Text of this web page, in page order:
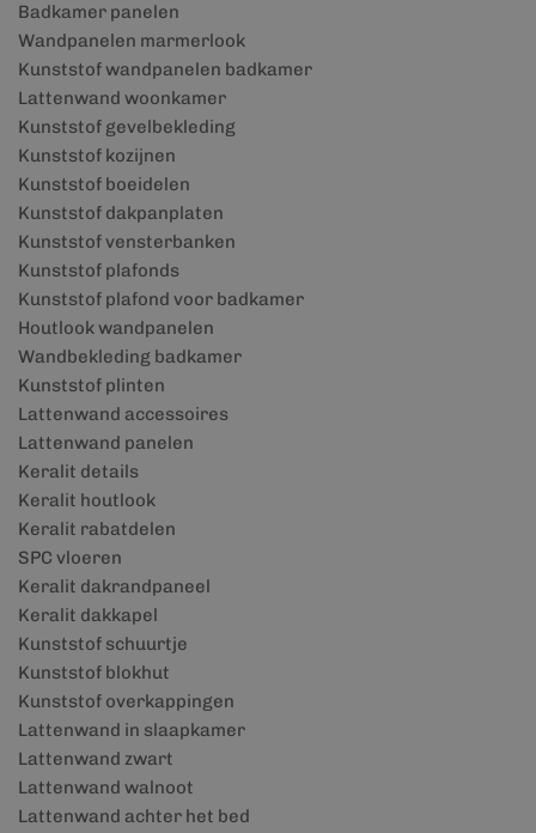
Badkamer panelen
Wandpanelen marmerlook
Kunststof wandpanelen badkamer
Lattenwand woonkamer
Kunststof gevelbekleding
Kunststof kozijnen
Kunststof boeidelen
Kunststof dakpanplaten
Kunststof vensterbanken
Kunststof plafonds
Kunststof plafond voor badkamer
Houtlook wandpanelen
Wandbekleding badkamer
Kunststof plinten
Lattenwand accessoires
Lattenwand panelen
Keralit details
Keralit houtlook
Keralit rabatdelen
SPC vloeren
Keralit dakrandpaneel
Keralit dakkapel
Kunststof schuurtje
Kunststof blokhut
Kunststof overkappingen
Lattenwand in slaapkamer
Lattenwand zwart
Lattenwand walnoot
Lattenwand achter het bed